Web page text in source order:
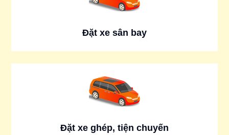
Đặt xe sân bay
Đặt xe ghép, tiện chuyến